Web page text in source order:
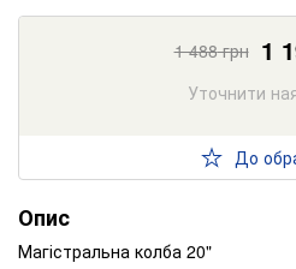
1 488грн 1
Уточнити
До
Опис
Магістральна колба 20"